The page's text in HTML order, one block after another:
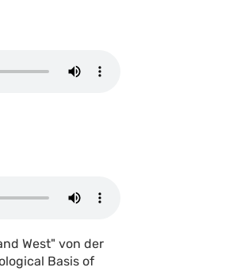
West" von der
Basis of